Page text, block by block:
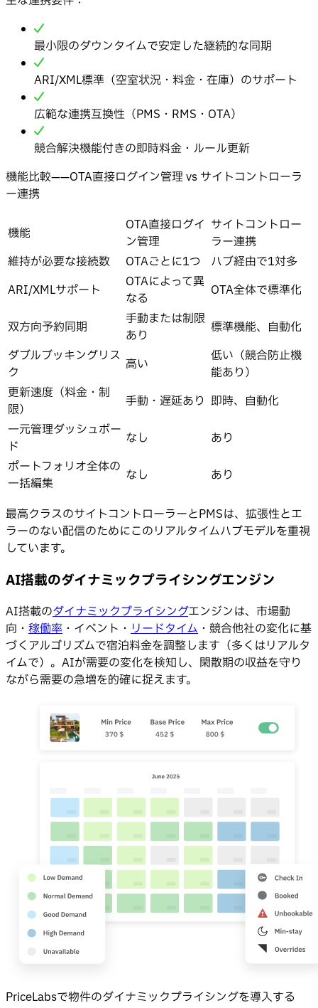
最小限のダウンタイムで安定した継続的な同期
ARI/XML標準（空室状況・料金・在庫）のサポート
広範な連携互換性（PMS・RMS・OTA）
競合解決機能付きの即時料金・ルール更新
機能比較——OTA直接ログイン管理 vs サイトコントローラ
ー連携
機能
OTA直接ログイ
ン管理
サイトコントロー
ラー連携
維持が必要な接続数
OTAごとに1つ
ハブ経由で1対多
ARI/XMLサポート
OTAによって異
なる
OTA全体で標準化
双方向予約同期
手動または制限
あり
標準機能、自動化
ダブルブッキングリス
ク
高い
低い（競合防止機
能あり）
更新速度（料金・制
限）
手動・遅延あり 即時、自動化
一元管理ダッシュボー
ド
なし
あり
ポートフォリオ全体の
一括編集
なし あり
最高クラスのサイトコントローラーとPMSは、拡張性とエ
ラーのない配信のためにこのリアルタイムハブモデルを重視
しています。
AI搭載のダイナミックプライシングエンジン
AI搭載のダイナミックプライシングエンジンは、市場動
向・ 稼働率 ・イベント・ リードタイム ・競合他社の変化に基
づくアルゴリズムで宿泊料金を調整します（多くはリアルタ
イムで）。AIが需要の変化を検知し、閑散期の収益を守り
ながら需要の急増を的確に捉えます。
PriceLabsで物件のダイナミックプライシングを導入する